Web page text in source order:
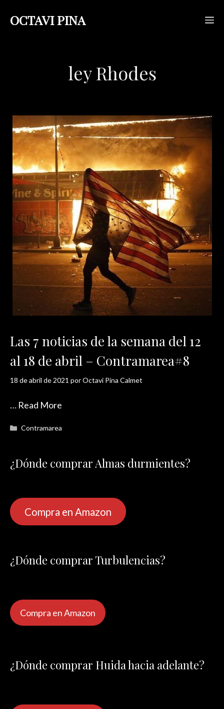
OCTAVI PINA
ley Rhodes
Las 7 noticias de la semana del 12
al 18 de abril – Contramarea#8
18 de abril de 2021 porOctavi Pina Calmet
… Read More
Categorías
Contramarea
¿Dónde comprar Almas durmientes?
Compra en Amazon
¿Dónde comprar Turbulencias?
Compra en Amazon
¿Dónde comprar Huida hacia adelante?